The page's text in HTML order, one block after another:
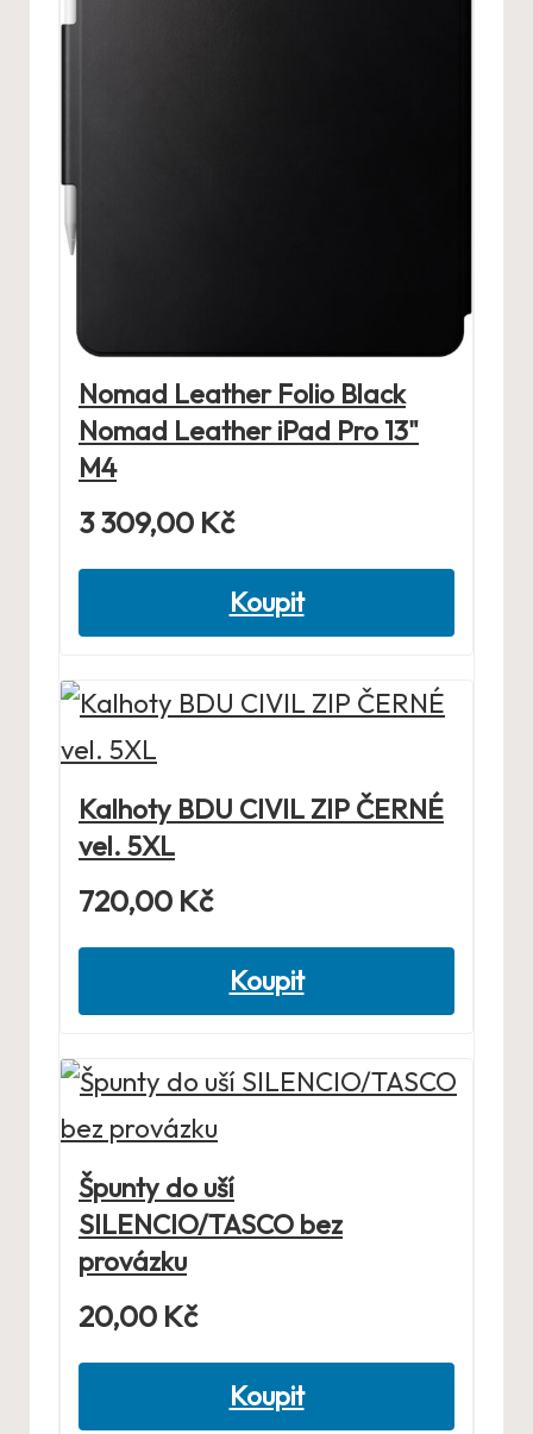
Nomad Leather Folio Black
Nomad Leather iPad Pro 13"
M4
3 309,00 Kč
Koupit
Kalhoty BDU CIVIL ZIP ČERNÉ
vel. 5XL
720,00 Kč
Koupit
Špunty do uší
SILENCIO/TASCO bez
provázku
20,00 Kč
Koupit